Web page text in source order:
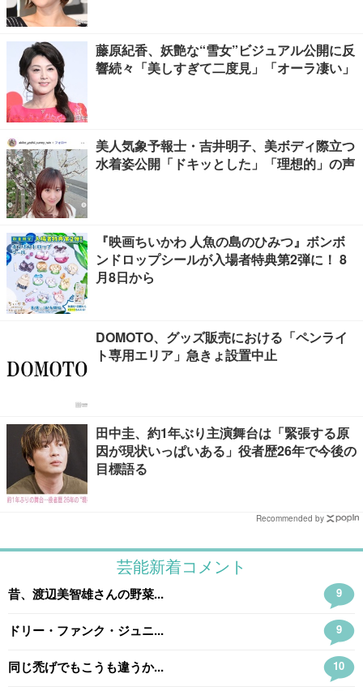
藤原紀香、妖艶な“雪女”ビジュアル公開に反
響続々「美しすぎて二度見」「オーラ凄い」
美人気象予報士・吉井明子、美ボディ際立つ
水着姿公開「ドキッとした」「理想的」の声
『映画ちいかわ 人魚の島のひみつ』ボンボ
ンドロップシールが入場者特典第2弾に！ 8
月8日から
DOMOTO、グッズ販売における「ペンライ
ト専用エリア」急きょ設置中止
田中圭、約1年ぶり主演舞台は「緊張する原
因が現状いっぱいある」役者歴26年で今後の
目標語る
Recommended by